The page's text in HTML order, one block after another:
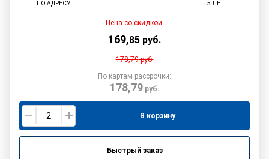
ПО АДРЕСУ
5 ЛЕТ
Цена со скидкой:
169,85 руб.
178,79руб.
По картам рассрочки:
178,79руб.
В корзину
Быстрый заказ